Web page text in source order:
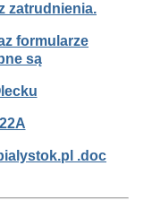
zatrudnienia.
formularze
są
.doc